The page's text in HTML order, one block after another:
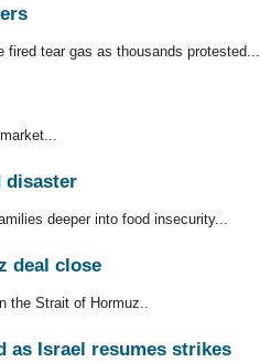
fired tear gas as thousands protested...
disaster
deeper into food insecurity...
deal close
the Strait of Hormuz..
as Israel resumes strikes